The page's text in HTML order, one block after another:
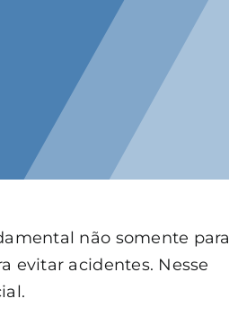
não somente para
evitar acidentes. Nesse